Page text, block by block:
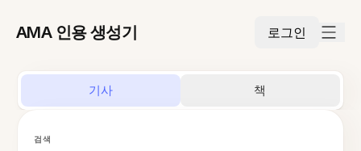
AMA 인용 생성기 로그인
기사 책
검색